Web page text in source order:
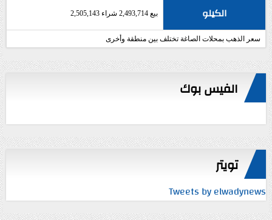
الكيلو بيع 2,493,714 شراء 2,505,143
سعر الذهب بمحلات الصاغة تختلف بين منطقة وأخرى
الفيس بوك
تويتر
Tweets by elwadynews